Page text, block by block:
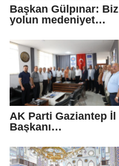
Başkan Gülpınar: Biz
yolun medeniyet
AK Parti Gaziantep İl
Başkanı
toplum kuruluşlarına
ziyaret: Gönül